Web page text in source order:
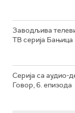
Заводљива
ТВ серија Бањица
Серија са аудио-
Говор, 6. епизода